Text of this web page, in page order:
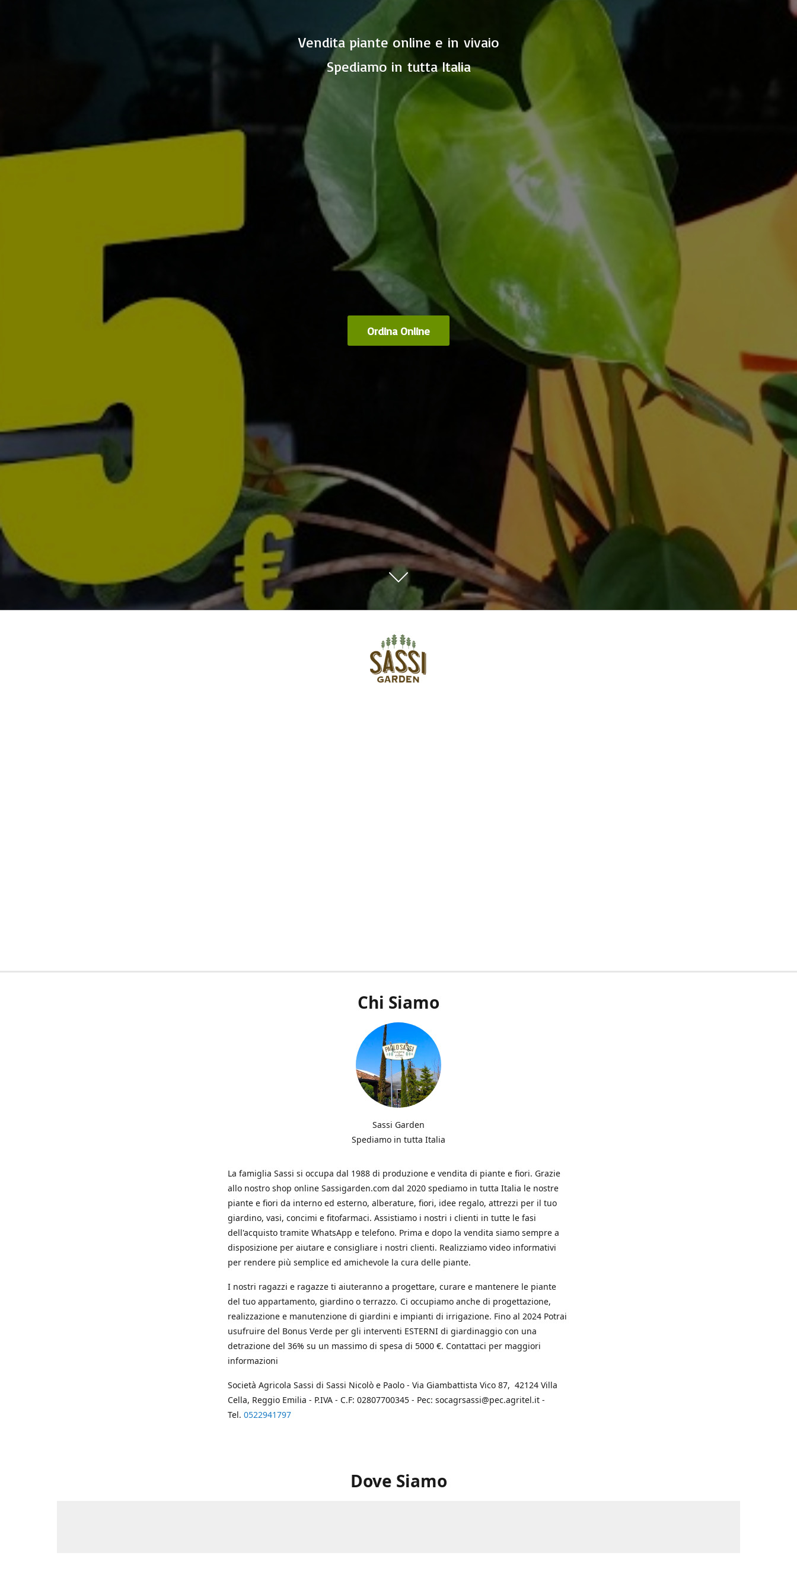
Vendita piante online e in vivaio
Spediamo in tutta Italia
Ordina Online
Chi Siamo
Sassi Garden
Spediamo in tutta Italia
La famiglia Sassi si occupa dal 1988 di produzione e vendita di piante e fiori. Grazie
allo nostro shop online Sassigarden.com dal 2020 spediamo in tutta Italia le nostre
piante e fiori da interno ed esterno, alberature, fiori, idee regalo, attrezzi per il tuo
giardino, vasi, concimi e fitofarmaci. Assistiamo i nostri i clienti in tutte le fasi
dell'acquisto tramite WhatsApp e telefono. Prima e dopo la vendita siamo sempre a
disposizione per aiutare e consigliare i nostri clienti. Realizziamo video informativi
per rendere più semplice ed amichevole la cura delle piante.
I nostri ragazzi e ragazze ti aiuteranno a progettare, curare e mantenere le piante
del tuo appartamento, giardino o terrazzo. Ci occupiamo anche di progettazione,
realizzazione e manutenzione di giardini e impianti di irrigazione. Fino al 2024 Potrai
usufruire del Bonus Verde per gli interventi ESTERNI di giardinaggio con una
detrazione del 36% su un massimo di spesa di 5000 €. Contattaci per maggiori
informazioni
Società Agricola Sassi di Sassi Nicolò e Paolo - Via Giambattista Vico 87, 42124 Villa
Cella, Reggio Emilia - P.IVA - C.F: 02807700345 - Pec: socagrsassi@pec.agritel.it -
Tel. 0522941797
Dove Siamo